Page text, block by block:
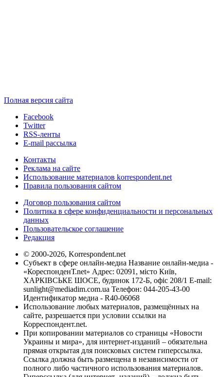
Полная версия сайта
Facebook
Twitter
RSS-ленты
E-mail рассылка
Контакты
Реклама на сайте
Использование материалов korrespondent.net
Правила пользования сайтом
Договор пользования сайтом
Политика в сфере конфиденциальности и персональных
данных
Пользовательское соглашение
Редакция
© 2000-2026, Korrespondent.net
Субъект в сфере онлайн-медиа Название онлайн-медиа -
«КореспонденТ.net» Адрес: 02091, місто Київ,
ХАРКІВСЬКЕ ШОСЕ, будинок 172-Б, офіс 208/1 E-mail:
sunlight@mediadim.com.ua Телефон: 044-205-43-00
Идентификатор медиа - R40-06068
Использование любых материалов, размещённых на
сайте, разрешается при условии ссылки на
Корреспондент.net.
При копировании материалов со страницы «Новости
Украины и мира», для интернет-изданий – обязательна
прямая открытая для поисковых систем гиперссылка.
Ссылка должна быть размещена в независимости от
полного либо частичного использования материалов.